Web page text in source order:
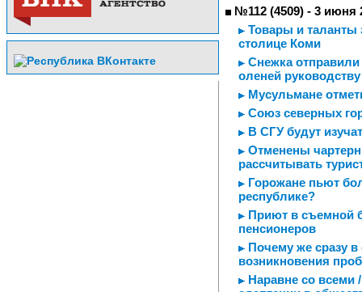
№112 (4509) - 3 июня
Товары и таланты
столице Коми
Снежка
оленей
Мусульмане
Союз северных
В СГУ будут
Отменены
рассчитывать
Горожане пьют
республике?
Приют в съемной
пенсионеров
Почему же сразу
возникновения
Наравне со всеми